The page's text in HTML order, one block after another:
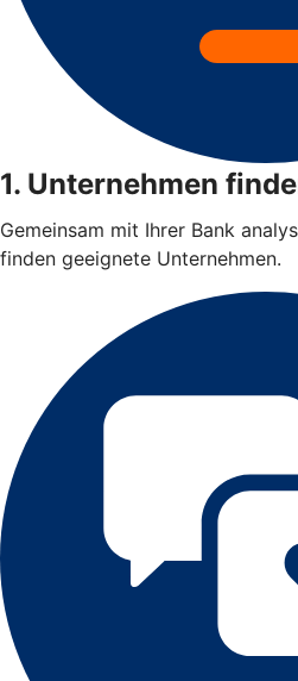
1. Unternehmen
Gemeinsam mit Ihrer Bank
finden geeignete Unternehmen.